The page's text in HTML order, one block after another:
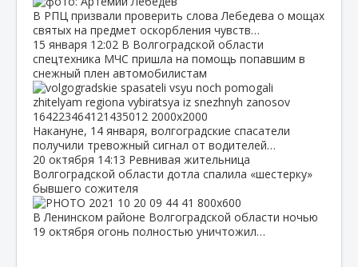
В РПЦ призвали проверить слова Лебедева о мощах
святых на предмет оскорбления чувств…
15 января 12:02 В Волгоградской области
спецтехника МЧС пришла на помощь попавшим в
снежный плен автомобилистам
Накануне, 14 января, волгоградские спасатели
получили тревожный сигнал от водителей…
20 октября 14:13 Ревнивая жительница
Волгоградской области дотла спалила «шестерку»
бывшего сожителя
В Ленинском районе Волгоградской области ночью
19 октября огонь полностью уничтожил…